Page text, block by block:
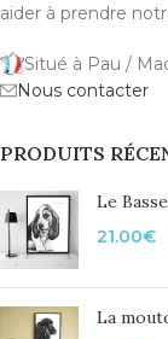
aider à prendre
Situé à Pau /
Nous contacter
PRODUITS
Le
21.00€
La